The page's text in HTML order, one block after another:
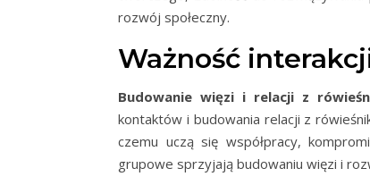
rozwój społeczny.
Ważność
Budowanie więzi i relacji z
kontaktów i budowania relacji z
czemu uczą się współpracy,
grupowe sprzyjają budowaniu więzi i